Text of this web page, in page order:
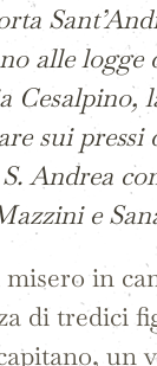
alle logge
Cesalpino,
sui
Andrea
e
in
di tredici
un